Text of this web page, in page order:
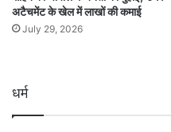
अटैचमेंट के खेल में लाखों की कमाई
July 29, 2026
धर्म